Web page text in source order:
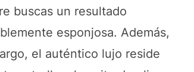
buscas un resultado
esponjosa. Además,
el auténtico lujo reside